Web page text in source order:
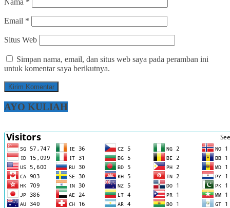
Email *
Situs Web
Simpan nama, email, dan situs web saya pada peramban ini
untuk komentar saya berikutnya.
AYO KULIAH